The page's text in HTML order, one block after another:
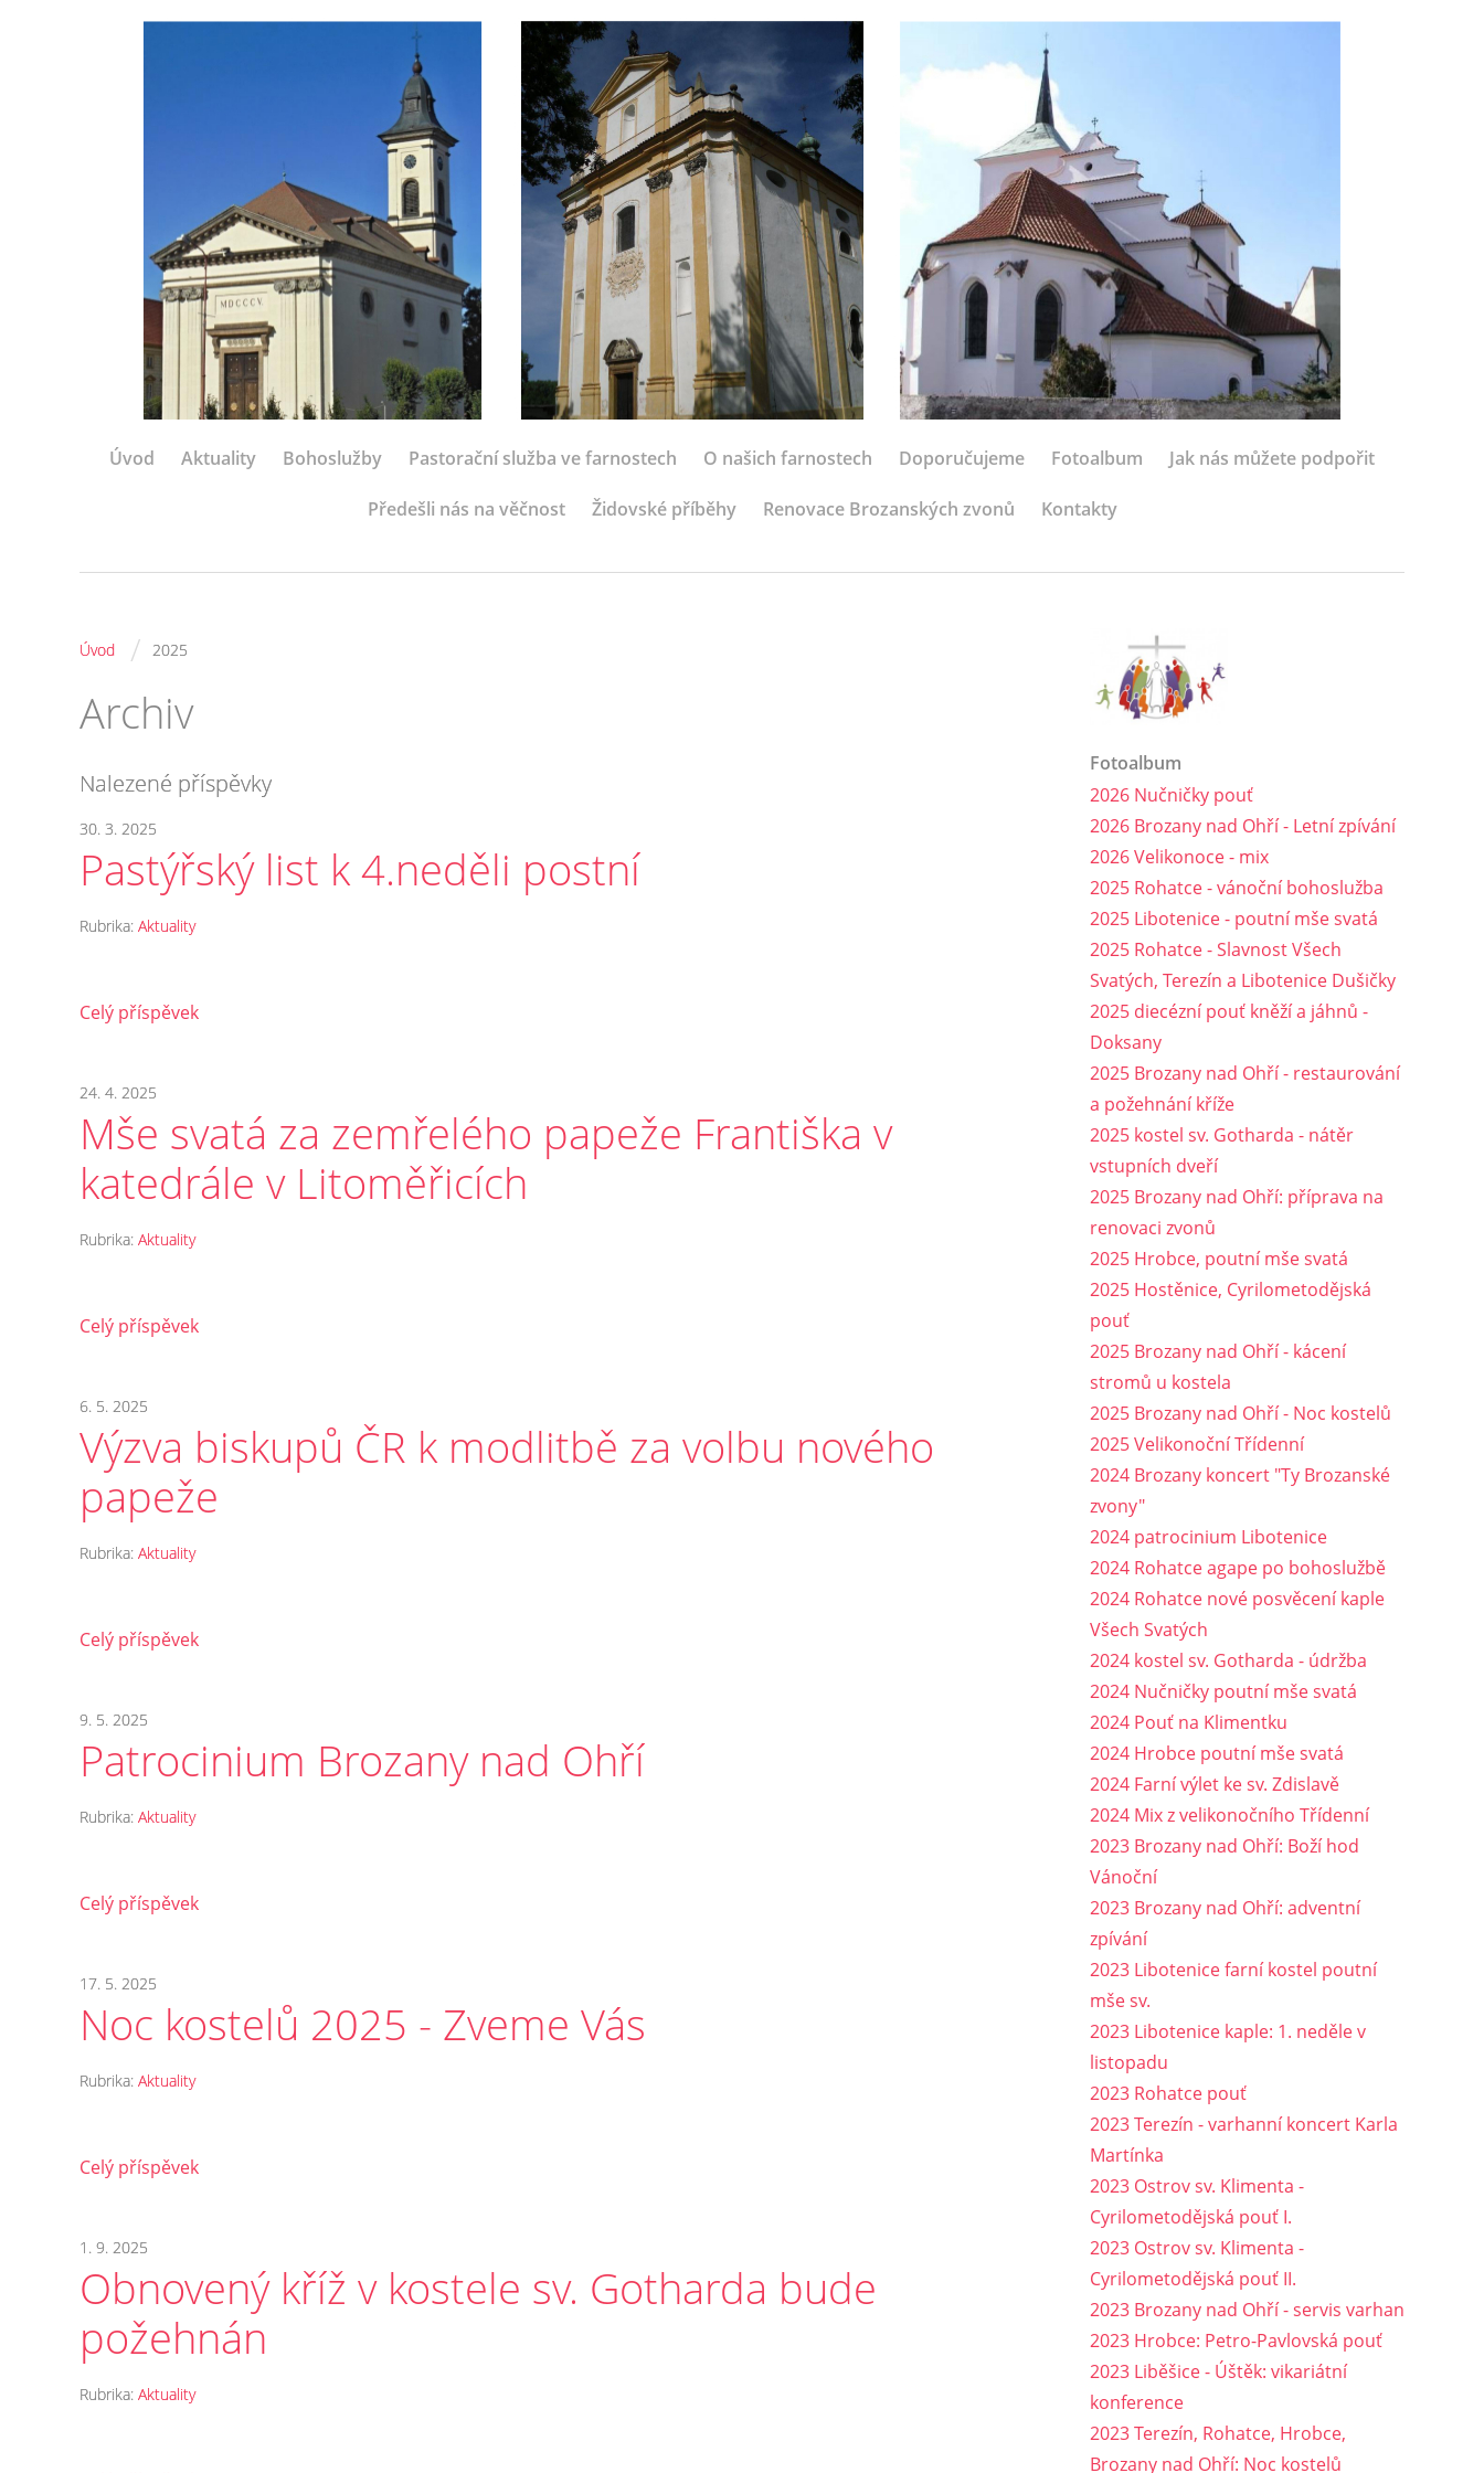
Úvod Aktuality Bohoslužby Pastorační služba ve farnostech O našich farnostech Doporučujeme Fotoalbum Jak nás můžete podpořit
Předešli nás na věčnost Židovské příběhy Renovace Brozanských zvonů Kontakty
Úvod / 2025
Archiv
Nalezené příspěvky
30. 3. 2025
Pastýřský list k 4.neděli postní
Rubrika: Aktuality
Celý příspěvek
24. 4. 2025
Mše svatá za zemřelého papeže Františka v
katedrále v Litoměřicích
Rubrika: Aktuality
Celý příspěvek
6. 5. 2025
Výzva biskupů ČR k modlitbě za volbu nového
papeže
Rubrika: Aktuality
Celý příspěvek
9. 5. 2025
Patrocinium Brozany nad Ohří
Rubrika: Aktuality
Celý příspěvek
17. 5. 2025
Noc kostelů 2025 - Zveme Vás
Rubrika: Aktuality
Celý příspěvek
1. 9. 2025
Obnovený kříž v kostele sv. Gotharda bude
požehnán
Rubrika: Aktuality
Fotoalbum
2026 Nučničky pouť
2026 Brozany nad Ohří - Letní zpívání
2026 Velikonoce - mix
2025 Rohatce - vánoční bohoslužba
2025 Libotenice - poutní mše svatá
2025 Rohatce - Slavnost Všech
Svatých, Terezín a Libotenice Dušičky
2025 diecézní pouť kněží a jáhnů -
Doksany
2025 Brozany nad Ohří - restaurování
a požehnání kříže
2025 kostel sv. Gotharda - nátěr
vstupních dveří
2025 Brozany nad Ohří: příprava na
renovaci zvonů
2025 Hrobce, poutní mše svatá
2025 Hostěnice, Cyrilometodějská
pouť
2025 Brozany nad Ohří - kácení
stromů u kostela
2025 Brozany nad Ohří - Noc kostelů
2025 Velikonoční Třídenní
2024 Brozany koncert "Ty Brozanské
zvony"
2024 patrocinium Libotenice
2024 Rohatce agape po bohoslužbě
2024 Rohatce nové posvěcení kaple
Všech Svatých
2024 kostel sv. Gotharda - údržba
2024 Nučničky poutní mše svatá
2024 Pouť na Klimentku
2024 Hrobce poutní mše svatá
2024 Farní výlet ke sv. Zdislavě
2024 Mix z velikonočního Třídenní
2023 Brozany nad Ohří: Boží hod
Vánoční
2023 Brozany nad Ohří: adventní
zpívání
2023 Libotenice farní kostel poutní
mše sv.
2023 Libotenice kaple: 1. neděle v
listopadu
2023 Rohatce pouť
2023 Terezín - varhanní koncert Karla
Martínka
2023 Ostrov sv. Klimenta -
Cyrilometodějská pouť I.
2023 Ostrov sv. Klimenta -
Cyrilometodějská pouť II.
2023 Brozany nad Ohří - servis varhan
2023 Hrobce: Petro-Pavlovská pouť
2023 Liběšice - Úštěk: vikariátní
konference
2023 Terezín, Rohatce, Hrobce,
Brozany nad Ohří: Noc kostelů